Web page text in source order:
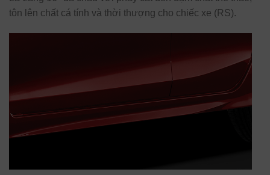
tôn lên chất cá tính và thời thượng cho chiếc xe (RS).